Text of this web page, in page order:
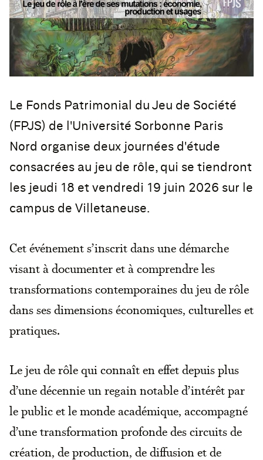
Le Fonds Patrimonial du Jeu de Société
(FPJS) de l'Université Sorbonne Paris
Nord organise deux journées d'étude
consacrées au jeu de rôle, qui se tiendront
les jeudi 18 et vendredi 19 juin 2026 sur le
campus de Villetaneuse.
Cet événement s’inscrit dans une démarche
visant à documenter et à comprendre les
transformations contemporaines du jeu de rôle
dans ses dimensions économiques, culturelles et
pratiques.
Le jeu de rôle qui connaît en effet depuis plus
d’une décennie un regain notable d’intérêt par
le public et le monde académique, accompagné
d’une transformation profonde des circuits de
création, de production, de diffusion et de